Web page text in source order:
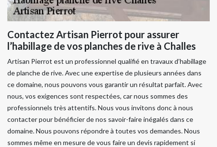
Contactez Artisan Pierrot pour assurer
l’habillage de vos planches de rive à Challes
Artisan Pierrot est un professionnel qualifié en travaux d’habillage
de planche de rive. Avec une expertise de plusieurs années dans
ce domaine, nous pouvons vous garantir un résultat parfait. Avec
nous, vos exigences sont respectées, car nous sommes des
professionnels très attentifs. Nous vous invitons donc à nous
contacter pour bénéficier de nos savoir-faire inégalés dans ce
domaine. Nous pouvons répondre à toutes vos demandes. Nous
sommes même en mesure de vous faire un devis rapidement si